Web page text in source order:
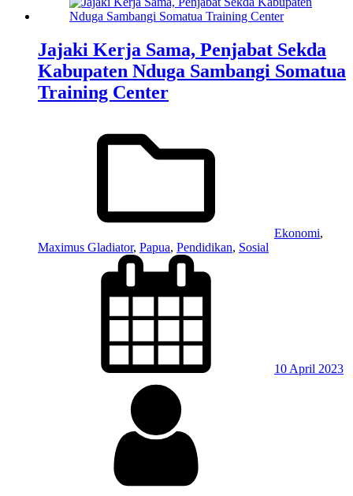
Jajaki Kerja Sama, Penjabat Sekda
Kabupaten Nduga Sambangi Somatua
Training Center
Ekonomi,
Maximus Gladiator, Papua, Pendidikan, Sosial
10 April 2023